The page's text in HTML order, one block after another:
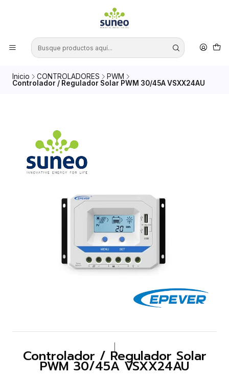
Inicio CONTROLADORES
PWM
Controlador / Regulador Solar PWM 30/45A VSXX24AU
Controlador / Regulador Solar
PWM 30/45A VSXX24AU